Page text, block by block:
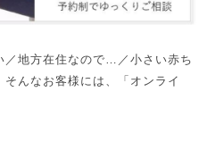
／地方在住なので…／小さい赤ち
んなお客様には、「オンライ